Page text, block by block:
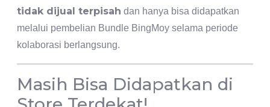
tidak dijual terpisah dan hanya bisa didapatkan
melalui pembelian Bundle BingMoy selama periode
kolaborasi berlangsung.
Masih Bisa Didapatkan di